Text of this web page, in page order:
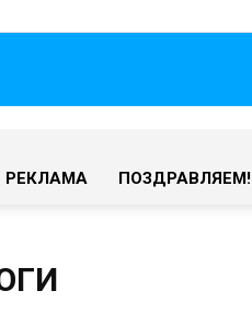
РЕКЛАМА ПОЗДРАВЛЯЕМ!